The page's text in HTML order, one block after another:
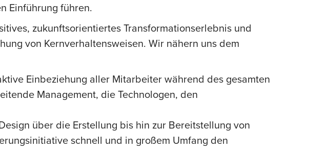
Einführung führen.
zukunftsorientiertes Transformationserlebnis und
von Kernverhaltensweisen. Wir nähern uns dem
Einbeziehung aller Mitarbeiter während des gesamten
Management, die Technologen, den
über die Erstellung bis hin zur Bereitstellung von
schnell und in großem Umfang den